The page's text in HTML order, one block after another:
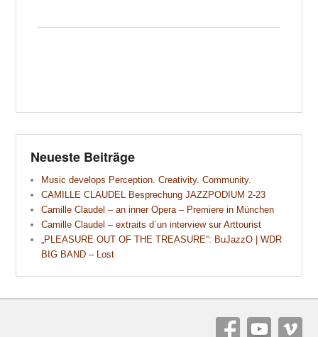
Neueste Beiträge
Music develops Perception. Creativity. Community.
CAMILLE CLAUDEL Besprechung JAZZPODIUM 2-23
Camille Claudel – an inner Opera – Premiere in München
Camille Claudel – extraits d´un interview sur Arttourist
„PLEASURE OUT OF THE TREASURE“: BuJazzO | WDR
BIG BAND – Lost